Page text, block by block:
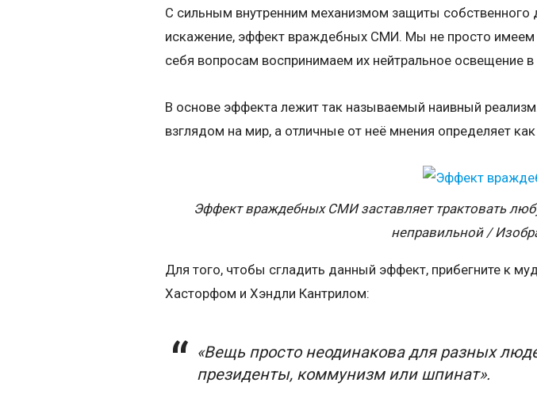
С сильным внутренним механизмом защиты собственного
искажение, эффект враждебных СМИ. Мы не просто
себя вопросам воспринимаем их нейтральное освещение
В основе эффекта лежит так называемый наивный
взглядом на мир, а отличные от неё мнения определяет
Эффект враждебных СМИ заставляет трактовать
неправильной /
Для того, чтобы сгладить данный эффект, прибегните к
Хасторфом и Хэндли Кантрилом:
«Вещь просто неодинакова для разных
президенты, коммунизм или шпинат».